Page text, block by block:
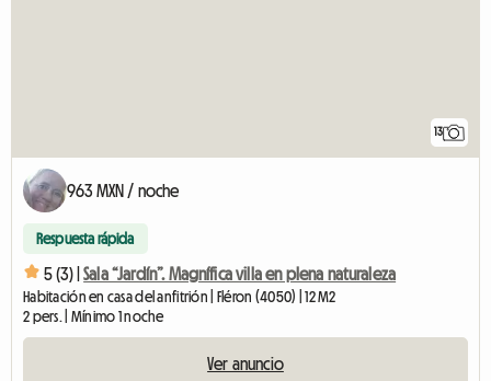
13
963 MXN / noche
Respuesta rápida
5 (3) | Sala “Jardín”. Magnífica villa en plena naturaleza
Habitación en casa del anfitrión | Fléron (4050) | 12 M2
2 pers. | Mínimo 1 noche
Ver anuncio